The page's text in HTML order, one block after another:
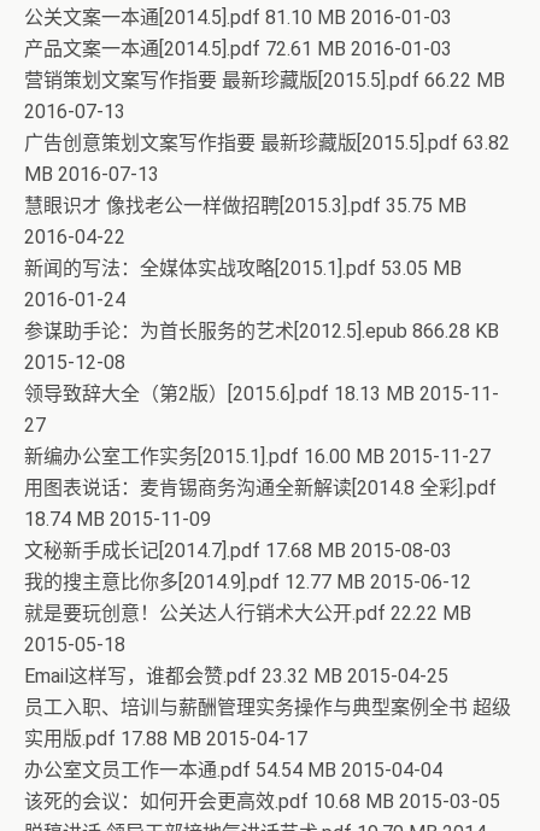
公关文案一本通[2014.5].pdf 81.10 MB 2016-01-03
产品文案一本通[2014.5].pdf 72.61 MB 2016-01-03
营销策划文案写作指要 最新珍藏版[2015.5].pdf 66.22 MB
2016-07-13
广告创意策划文案写作指要 最新珍藏版[2015.5].pdf 63.82
MB 2016-07-13
慧眼识才 像找老公一样做招聘[2015.3].pdf 35.75 MB
2016-04-22
新闻的写法：全媒体实战攻略[2015.1].pdf 53.05 MB
2016-01-24
参谋助手论：为首长服务的艺术[2012.5].epub 866.28 KB
2015-12-08
领导致辞大全（第2版）[2015.6].pdf 18.13 MB 2015-11-
27
新编办公室工作实务[2015.1].pdf 16.00 MB 2015-11-27
用图表说话：麦肯锡商务沟通全新解读[2014.8 全彩].pdf
18.74 MB 2015-11-09
文秘新手成长记[2014.7].pdf 17.68 MB 2015-08-03
我的搜主意比你多[2014.9].pdf 12.77 MB 2015-06-12
就是要玩创意！公关达人行销术大公开.pdf 22.22 MB
2015-05-18
Email这样写，谁都会赞.pdf 23.32 MB 2015-04-25
员工入职、培训与薪酬管理实务操作与典型案例全书 超级
实用版.pdf 17.88 MB 2015-04-17
办公室文员工作一本通.pdf 54.54 MB 2015-04-04
该死的会议：如何开会更高效.pdf 10.68 MB 2015-03-05